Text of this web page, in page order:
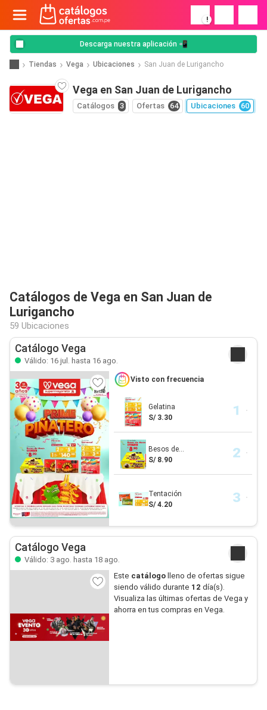
!
Descarga nuestra aplicación 📲
Tiendas Vega Ubicaciones San Juan de Lurigancho
Vega en San Juan de Lurigancho
Catálogos 3 Ofertas 64 Ubicaciones 60
Catálogos de Vega en San Juan de
Lurigancho
59 Ubicaciones
Catálogo Vega
Válido: 16 jul. hasta 16 ago.
Visto con frecuencia
Gelatina
S/ 3.30
Besos de...
S/ 8.90
Tentación
S/ 4.20
Catálogo Vega
Válido: 3 ago. hasta 18 ago.
Este catálogo lleno de ofertas sigue
siendo válido durante 12 día(s).
Visualiza las últimas ofertas de Vega y
ahorra en tus compras en Vega.